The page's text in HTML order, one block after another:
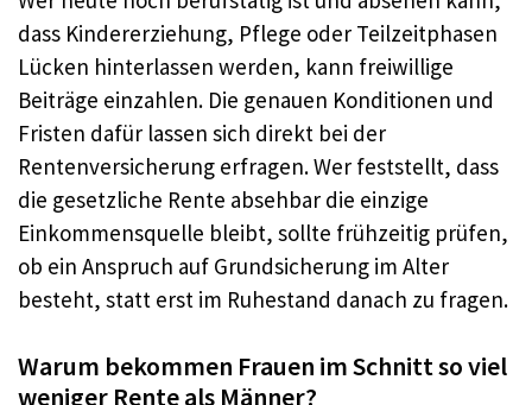
dass Kindererziehung, Pflege oder Teilzeitphasen
Lücken hinterlassen werden, kann freiwillige
Beiträge einzahlen. Die genauen Konditionen und
Fristen dafür lassen sich direkt bei der
Rentenversicherung erfragen. Wer feststellt, dass
die gesetzliche Rente absehbar die einzige
Einkommensquelle bleibt, sollte frühzeitig prüfen,
ob ein Anspruch auf Grundsicherung im Alter
besteht, statt erst im Ruhestand danach zu fragen.
Warum bekommen Frauen im Schnitt so viel
weniger Rente als Männer?